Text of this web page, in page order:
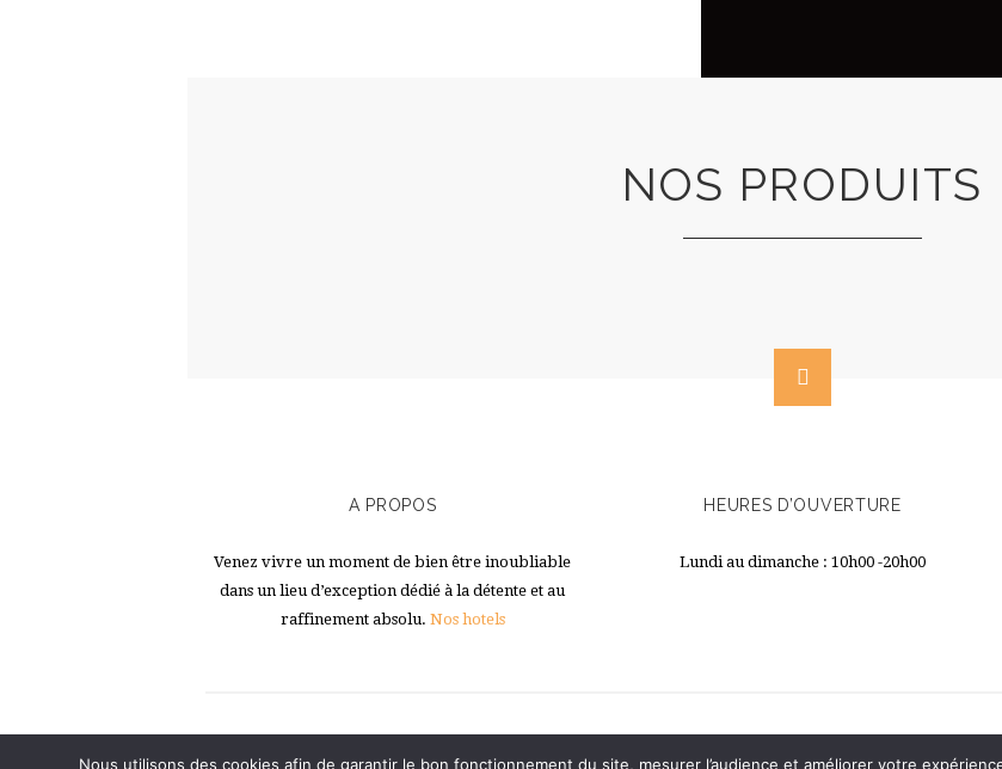
NOS PRODUITS
Nous utilisons des cookies afin de garantir le bon fonctionnement du site, mesurer l’audience et améliorer votre
A PROPOS
Venez vivre un moment de bien être inoubliable
dans un lieu d’exception dédié à la détente et au
raffinement absolu. Nos hotels
HEURES D’OUVERTURE
Lundi au dimanche : 10h00 -20h00